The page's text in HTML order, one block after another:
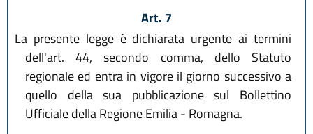
Art. 7
La presente legge è dichiarata urgente ai termini
dell'art. 44, secondo comma, dello Statuto
regionale ed entra in vigore il giorno successivo a
quello della sua pubblicazione sul Bollettino
Ufficiale della Regione Emilia - Romagna.